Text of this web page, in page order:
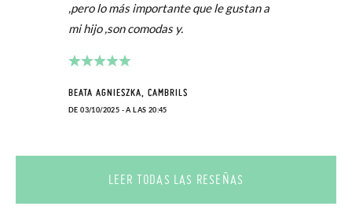
,pero lo más importante que le gustan a
mi hijo ,son comodas y.
BEATA AGNIESZKA, CAMBRILS
DE 03/10/2025 - A LAS 20:45
LEER TODAS LAS RESEÑAS